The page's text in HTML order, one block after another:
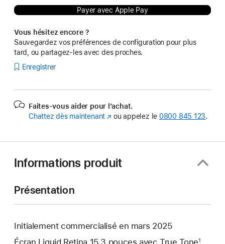
Payer avec Apple Pay
Vous hésitez encore ?
Sauvegardez vos préférences de configuration pour plus
tard, ou partagez-les avec des proches.
Enregistrer
Faites-vous aider pour l’achat.
Chattez dès maintenant (s’ouvre
ou appelez le 0800 845 123.
Informations produit
Présentation
Initialement commercialisé en mars 2025
Écran Liquid Retina 15,3 pouces avec True Tone1